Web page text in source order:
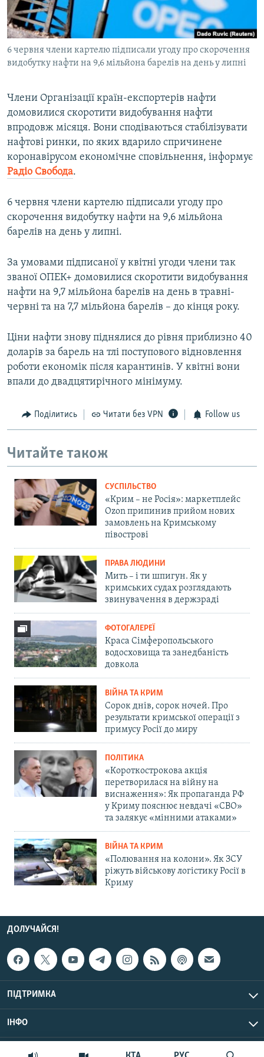
ВІДЕОУРОКИ «ELIFBE»
СВІДЧЕННЯ ОКУПАЦІЇ
УКРАЇНСЬКА ПРОБЛЕМА КРИМУ
Русский
Qırımtatar
Усі сайти RFE/RL
6 червня члени картелю підписали угоду про скорочення
видобутку нафти на 9,6 мільйона барелів на день у липні
Члени Організації країн-експортерів нафти
домовилися скоротити видобування нафти
впродовж місяця. Вони сподіваються стабілізувати
нафтові ринки, по яких вдарило спричинене
коронавірусом економічне сповільнення, інформує
Радіо Свобода.
6 червня члени картелю підписали угоду про
скорочення видобутку нафти на 9,6 мільйона
барелів на день у липні.
За умовами підписаної у квітні угоди члени так
званої ОПЕК+ домовилися скоротити видобування
нафти на 9,7 мільйона барелів на день в травні-
червні та на 7,7 мільйона барелів – до кінця року.
Ціни нафти знову піднялися до рівня приблизно 40
доларів за барель на тлі поступового відновлення
роботи економік після карантинів. У квітні вони
впали до двадцятирічного мінімуму.
Поділитись Читати без VPN Follow us
Читайте також
СУСПІЛЬСТВО
«Крим – не Росія»: маркетплейс
Ozon припинив прийом нових
замовлень на Кримському
півострові
ПРАВА ЛЮДИНИ
Мить – і ти шпигун. Як у
кримських судах розглядають
звинувачення в держзраді
ФОТОГАЛЕРЕЇ
Краса Сімферопольського
водосховища та занедбаність
довкола
ВІЙНА ТА КРИМ
Сорок днів, сорок ночей. Про
результати кримської операції з
примусу Росії до миру
ПОЛІТИКА
«Короткострокова акція
перетворилася на війну на
виснаження»: Як пропаганда РФ
у Криму пояснює невдачі «СВО»
та залякує «мінними атаками»
ВІЙНА ТА КРИМ
«Полювання на колони». Як ЗСУ
ріжуть військову логістику Росії в
Криму
ДОЛУЧАЙСЯ!
ПІДТРИМКА
ІНФО
© Крим.Реалії, 2026 | Усі права застережено.